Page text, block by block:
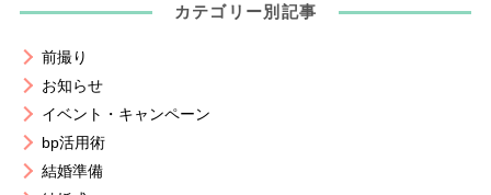
カテゴリー別記事
前撮り
お知らせ
イベント・キャンペーン
bp活用術
結婚準備